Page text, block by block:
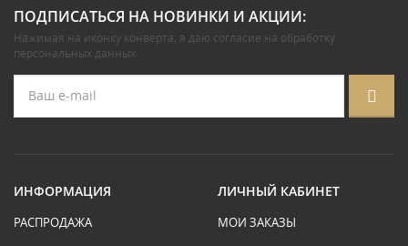
ПОДПИСАТЬСЯ НА НОВИНКИ И АКЦИИ:
Нажимая на иконку конверта, я даю согласие на обработку
персональных данных.
ИНФОРМАЦИЯ
РАСПРОДАЖА
ЛИЧНЫЙ КАБИНЕТ
МОИ ЗАКАЗЫ